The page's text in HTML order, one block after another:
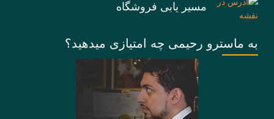
مسیر یابی فروشگاه
به ماسترو رحیمی چه امتیازی میدهید؟